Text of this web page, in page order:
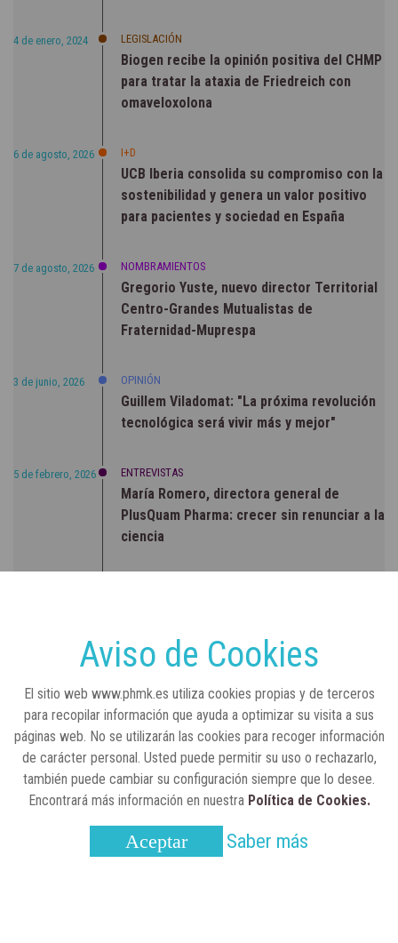
4 de enero, 2024 LEGISLACIÓN
Biogen recibe la opinión positiva del CHMP
para tratar la ataxia de Friedreich con
omaveloxolona
6 de agosto, 2026 I+D
UCB Iberia consolida su compromiso con la
sostenibilidad y genera un valor positivo
para pacientes y sociedad en España
7 de agosto, 2026 NOMBRAMIENTOS
Gregorio Yuste, nuevo director Territorial
Centro-Grandes Mutualistas de
Fraternidad-Muprespa
3 de junio, 2026 OPINIÓN
Guillem Viladomat: "La próxima revolución
tecnológica será vivir más y mejor"
5 de febrero, 2026 ENTREVISTAS
María Romero, directora general de
PlusQuam Pharma: crecer sin renunciar a la
ciencia
Lilly impulsa "Razones de Peso" para
visibilizar la obesidad
25 de marzo, 2023 ENTRE BASTIDORES
Real Academia Nacional de Farmacia: un
la sociedad actual
Aviso de Cookies
El sitio web www.phmk.es utiliza cookies propias y de terceros
para recopilar información que ayuda a optimizar su visita a sus
páginas web. No se utilizarán las cookies para recoger información
de carácter personal. Usted puede permitir su uso o rechazarlo,
también puede cambiar su configuración siempre que lo desee.
Encontrará más información en nuestra Política de Cookies.
Aceptar Saber más